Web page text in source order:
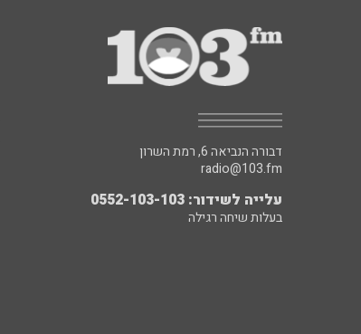
דבורה הנביאה 6, רמת השרון
radio@103.fm
עלייה לשידור: 0552-103-103
בעלות שיחה רגילה